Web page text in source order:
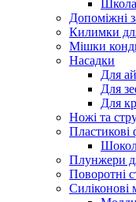
Школа
Допоміжні
Килимки
Мішки
Насадки
Для
Для
Для
Ножі та
Плунжери
Поворотні
Силіконові